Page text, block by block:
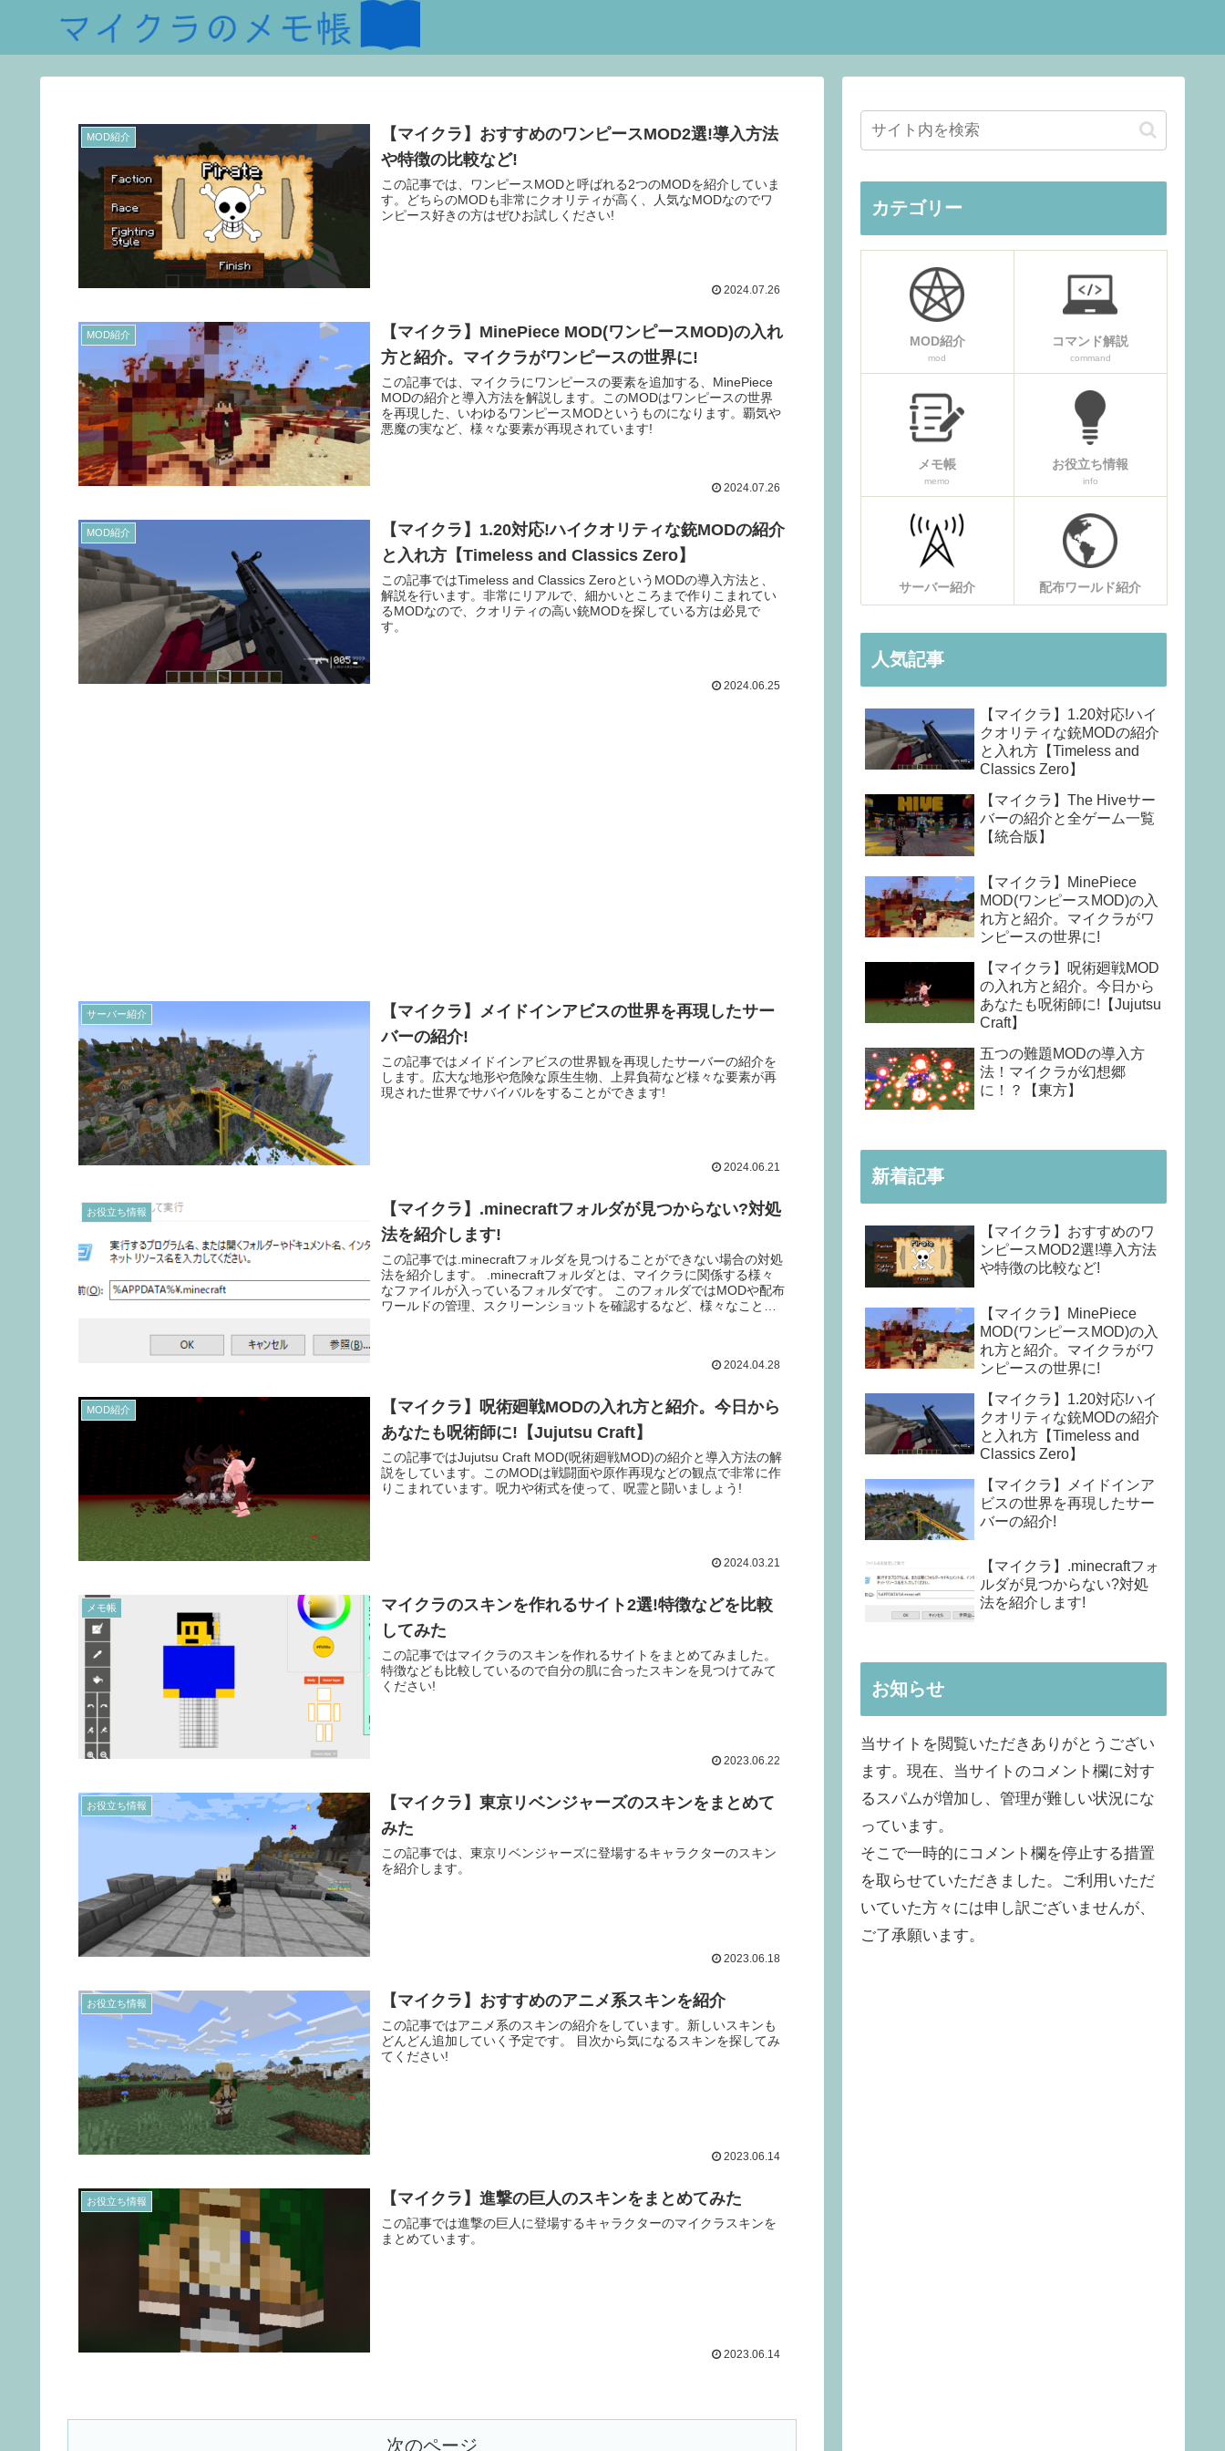
MOD紹介
【マイクラ】おすすめのワンピースMOD2選!導入方法
や特徴の比較など!
この記事では、ワンピースMODと呼ばれる2つのMODを紹介していま
す。どちらのMODも非常にクオリティが高く、人気なMODなのでワ
ンピース好きの方はぜひお試しください!
2024.07.26
MOD紹介
【マイクラ】MinePiece MOD(ワンピースMOD)の入れ
方と紹介。マイクラがワンピースの世界に!
この記事では、マイクラにワンピースの要素を追加する、MinePiece
MODの紹介と導入方法を解説します。このMODはワンピースの世界
を再現した、いわゆるワンピースMODというものになります。覇気や
悪魔の実など、様々な要素が再現されています!
2024.07.26
MOD紹介
【マイクラ】1.20対応!ハイクオリティな銃MODの紹介
と入れ方【Timeless and Classics Zero】
この記事ではTimeless and Classics ZeroというMODの導入方法と、
解説を行います。非常にリアルで、細かいところまで作りこまれてい
るMODなので、クオリティの高い銃MODを探している方は必見で
す。
2024.06.25
サーバー紹介
【マイクラ】メイドインアビスの世界を再現したサー
バーの紹介!
この記事ではメイドインアビスの世界観を再現したサーバーの紹介を
します。広大な地形や危険な原生生物、上昇負荷など様々な要素が再
現された世界でサバイバルをすることができます!
2024.06.21
お役立ち情報
【マイクラ】.minecraftフォルダが見つからない?対処
法を紹介します!
この記事では.minecraftフォルダを見つけることができない場合の対処
法を紹介します。 .minecraftフォルダとは、マイクラに関係する様々
なファイルが入っているフォルダです。 このフォルダではMODや配布
ワールドの管理、スクリーンショットを確認するなど、様々なことを
2024.04.28
MOD紹介
【マイクラ】呪術廻戦MODの入れ方と紹介。今日から
あなたも呪術師に!【Jujutsu Craft】
この記事ではJujutsu Craft MOD(呪術廻戦MOD)の紹介と導入方法の解
説をしています。このMODは戦闘面や原作再現などの観点で非常に作
りこまれています。呪力や術式を使って、呪霊と闘いましょう!
2024.03.21
メモ帳
マイクラのスキンを作れるサイト2選!特徴などを比較
してみた
この記事ではマイクラのスキンを作れるサイトをまとめてみました。
特徴なども比較しているので自分の肌に合ったスキンを見つけてみて
ください!
2023.06.22
お役立ち情報
【マイクラ】東京リベンジャーズのスキンをまとめて
みた
この記事では、東京リベンジャーズに登場するキャラクターのスキン
を紹介します。
2023.06.18
お役立ち情報 【マイクラ】おすすめのアニメ系スキンを紹介
この記事ではアニメ系のスキンの紹介をしています。新しいスキンも
どんどん追加していく予定です。 目次から気になるスキンを探してみ
てください!
2023.06.14
お役立ち情報 【マイクラ】進撃の巨人のスキンをまとめてみた
この記事では進撃の巨人に登場するキャラクターのマイクラスキンを
まとめています。
2023.06.14
次のページ
カテゴリー
MOD紹介
mod
コマンド解説
command
メモ帳
memo
お役立ち情報
info
サーバー紹介 配布ワールド紹介
人気記事
【マイクラ】1.20対応!ハイ
クオリティな銃MODの紹介
と入れ方【Timeless and
Classics Zero】
【マイクラ】The Hiveサー
バーの紹介と全ゲーム一覧
【統合版】
【マイクラ】MinePiece
MOD(ワンピースMOD)の入
れ方と紹介。マイクラがワ
ンピースの世界に!
【マイクラ】呪術廻戦MOD
の入れ方と紹介。今日から
あなたも呪術師に!【Jujutsu
Craft】
五つの難題MODの導入方
法！マイクラが幻想郷
に！？【東方】
新着記事
【マイクラ】おすすめのワ
ンピースMOD2選!導入方法
や特徴の比較など!
【マイクラ】MinePiece
MOD(ワンピースMOD)の入
れ方と紹介。マイクラがワ
ンピースの世界に!
【マイクラ】1.20対応!ハイ
クオリティな銃MODの紹介
と入れ方【Timeless and
Classics Zero】
【マイクラ】メイドインア
ビスの世界を再現したサー
バーの紹介!
【マイクラ】.minecraftフォ
ルダが見つからない?対処
法を紹介します!
お知らせ
当サイトを閲覧いただきありがとうござい
ます。現在、当サイトのコメント欄に対す
るスパムが増加し、管理が難しい状況にな
っています。
そこで一時的にコメント欄を停止する措置
を取らせていただきました。ご利用いただ
いていた方々には申し訳ございませんが、
ご了承願います。